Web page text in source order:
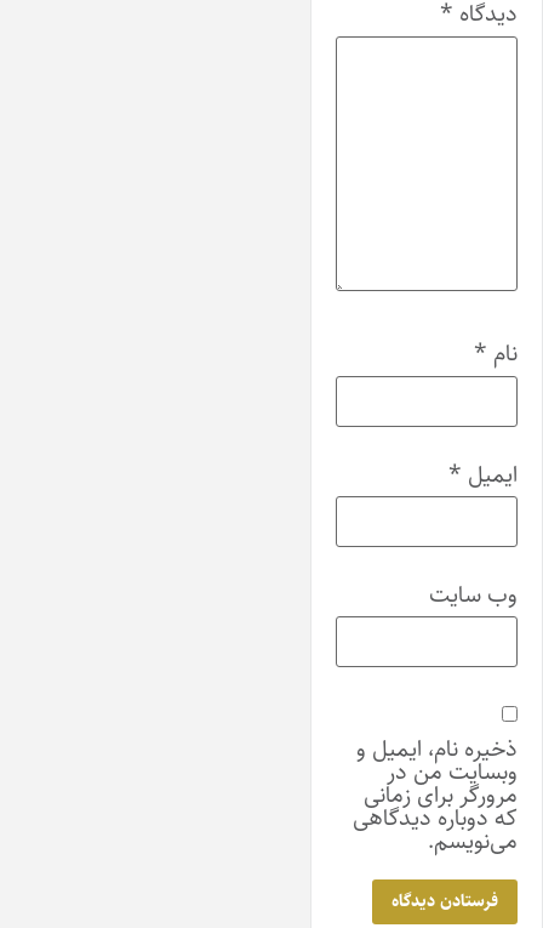
دیدگاه *
نام *
ایمیل *
وب‌ سایت
ذخیره نام، ایمیل و
وبسایت من در
مرورگر برای زمانی
که دوباره دیدگاهی
می‌نویسم.